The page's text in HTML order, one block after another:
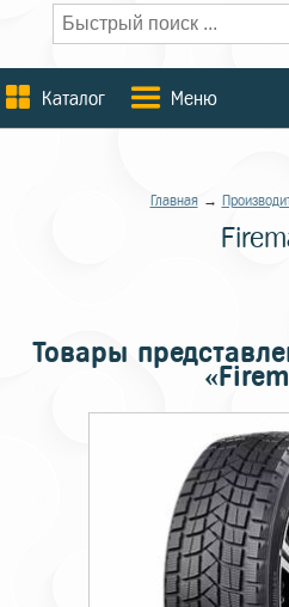
Каталог Меню
Главная→
Товары